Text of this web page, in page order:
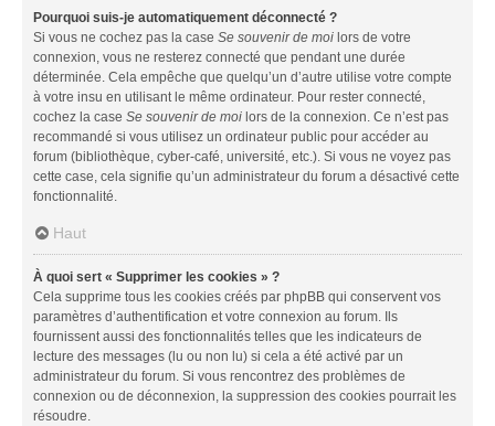
Pourquoi suis-je automatiquement déconnecté ?
Si vous ne cochez pas la case Se souvenir de moi lors de votre
connexion, vous ne resterez connecté que pendant une durée
déterminée. Cela empêche que quelqu’un d’autre utilise votre compte
à votre insu en utilisant le même ordinateur. Pour rester connecté,
cochez la case Se souvenir de moi lors de la connexion. Ce n’est pas
recommandé si vous utilisez un ordinateur public pour accéder au
forum (bibliothèque, cyber-café, université, etc.). Si vous ne voyez pas
cette case, cela signifie qu’un administrateur du forum a désactivé cette
fonctionnalité.
Haut
À quoi sert « Supprimer les cookies » ?
Cela supprime tous les cookies créés par phpBB qui conservent vos
paramètres d’authentification et votre connexion au forum. Ils
fournissent aussi des fonctionnalités telles que les indicateurs de
lecture des messages (lu ou non lu) si cela a été activé par un
administrateur du forum. Si vous rencontrez des problèmes de
connexion ou de déconnexion, la suppression des cookies pourrait les
résoudre.